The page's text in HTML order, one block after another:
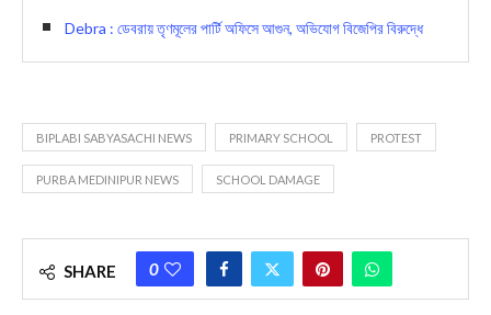
Debra : ডেবরায় তৃণমূলের পার্টি অফিসে আগুন, অভিযোগ বিজেপির বিরুদ্ধে
BIPLABI SABYASACHI NEWS PRIMARY SCHOOL PROTEST
PURBA MEDINIPUR NEWS SCHOOL DAMAGE
SHARE 0